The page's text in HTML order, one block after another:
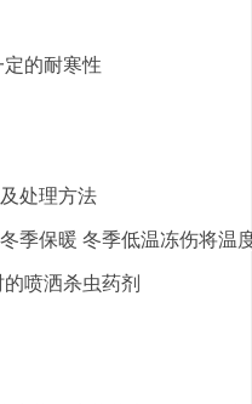
的耐寒性
处理方法
季保暖 冬季低温冻伤将温
喷洒杀虫药剂